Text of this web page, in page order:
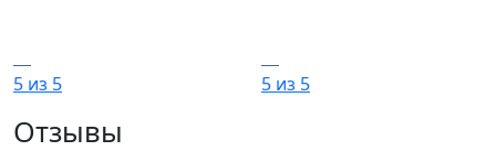
5 из 5 5 из 5
Отзывы